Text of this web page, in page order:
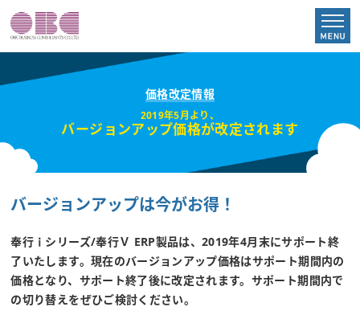
消費税改正対応
サポート終了のリスク
価格改定情報
バージョンアップの移行方法
次の基幹は奉行クラウド
価格改定情報
2019年5月より、
バージョンアップ価格が改定されます
バージョンアップは今がお得！
奉行ｉシリーズ/奉行Ｖ ERP製品は、2019年4月末にサポート終
了いたします。現在のバージョンアップ価格はサポート期間内の
価格となり、サポート終了後に改定されます。サポート期間内で
の切り替えをぜひご検討ください。